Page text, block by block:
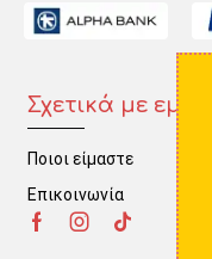
Σχετικά με εμάς
Ποιοι είμαστε
Επικοινωνία